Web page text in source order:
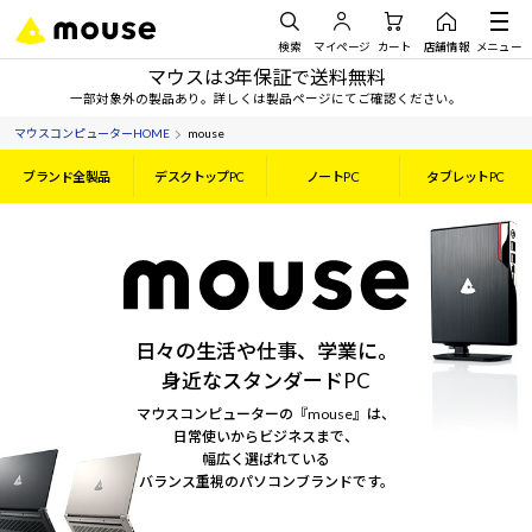
検索 マイページ カート 店舗情報 メニュー
マウスは3年保証で送料無料
一部対象外の製品あり。詳しくは製品ページにてご確認ください。
マウスコンピューターHOME mouse
ブランド全製品 デスクトップPC ノートPC タブレットPC
日々の生活や仕事、学業に。
身近なスタンダードPC
マウスコンピューターの『mouse』は、
日常使いからビジネスまで、
幅広く選ばれている
バランス重視のパソコンブランドです。